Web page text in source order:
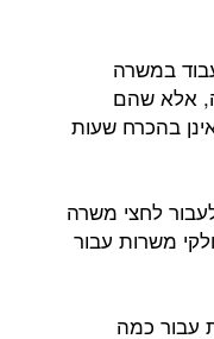
במשרה
אלא שהם
בהכרח שעות
לחצי משרה
משרות עבור
עבור כמה